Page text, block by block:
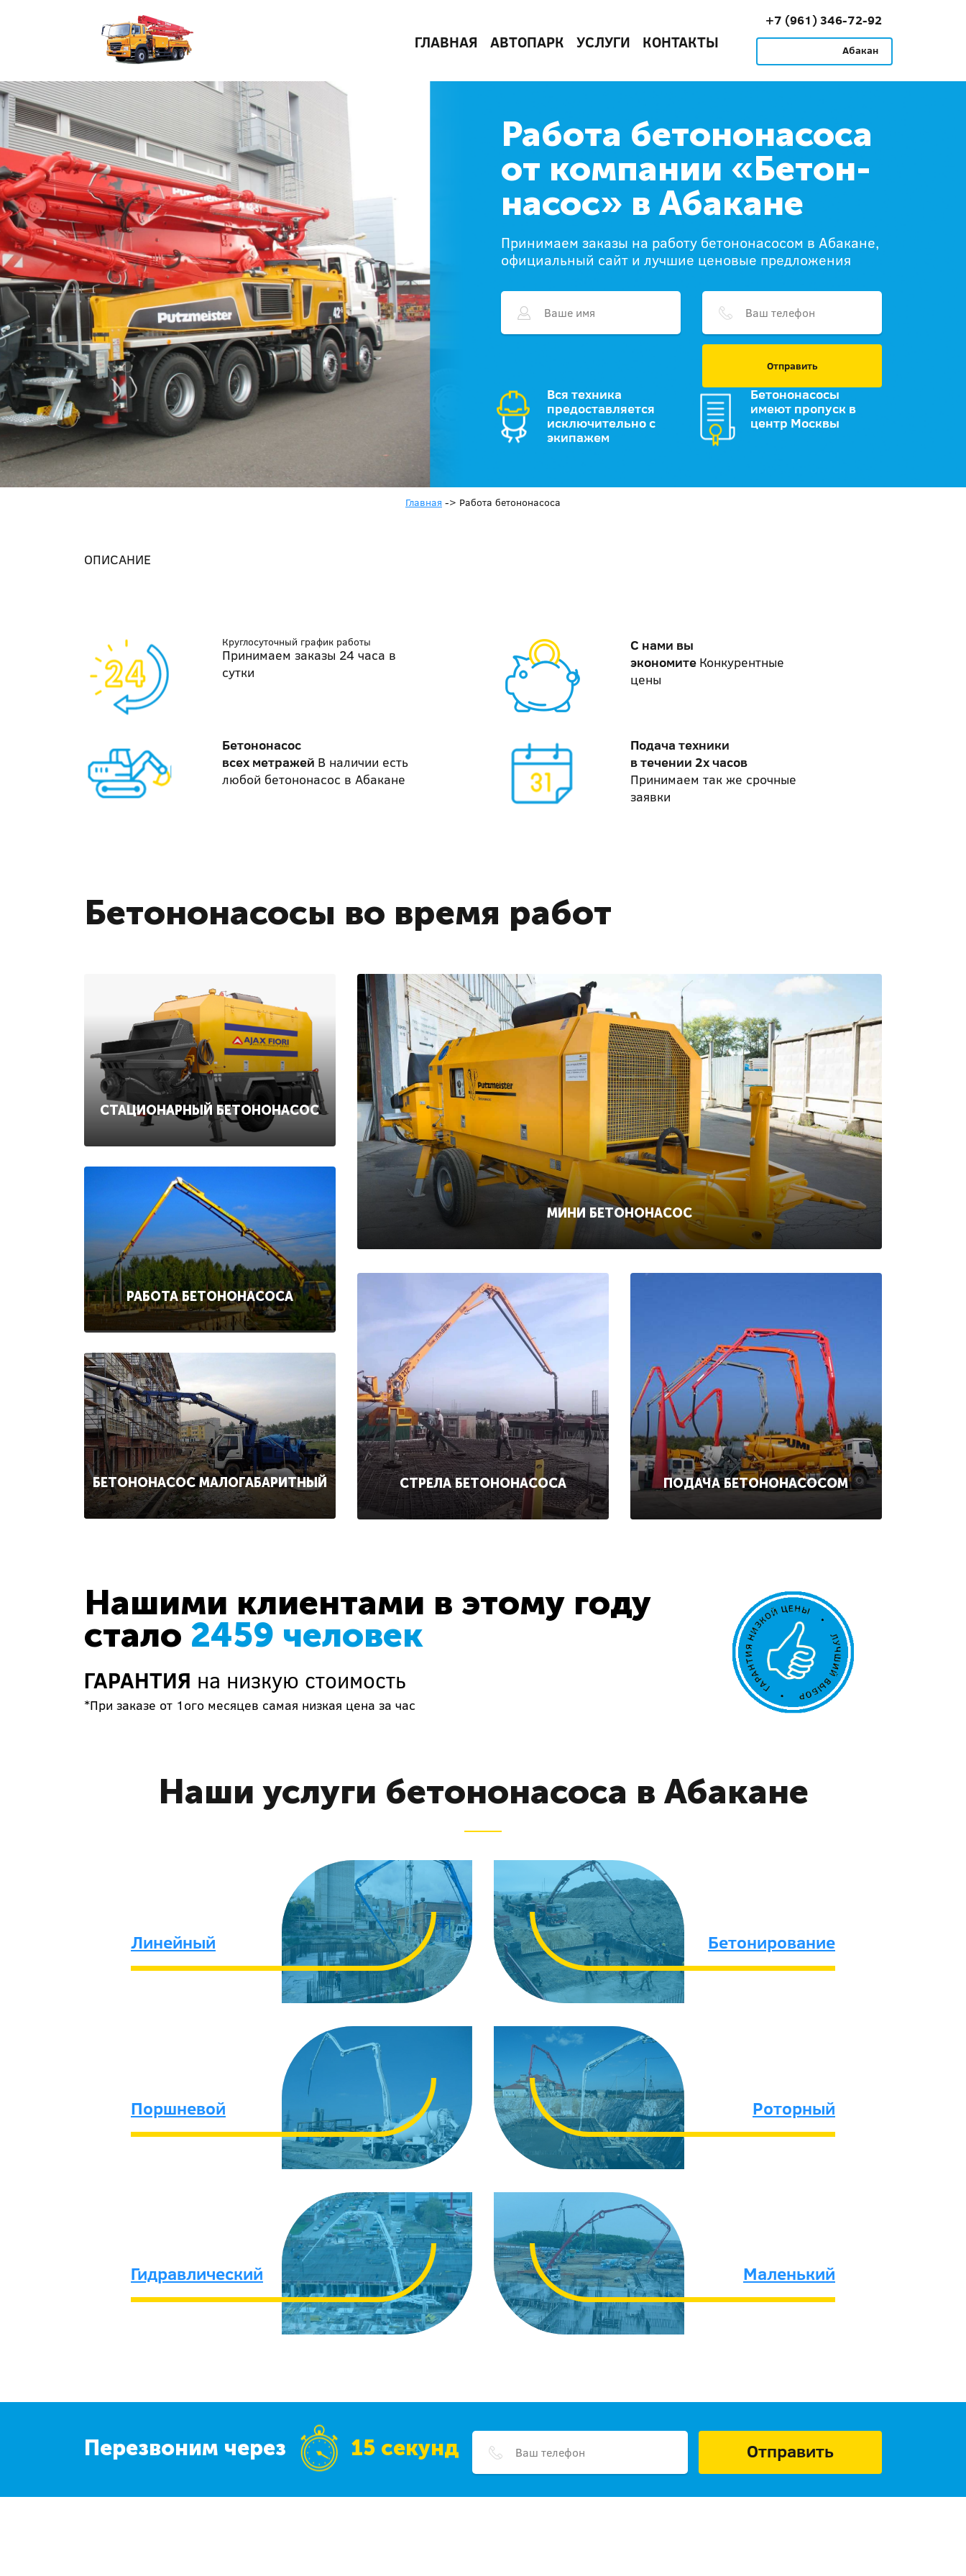
ГЛАВНАЯ АВТОПАРК УСЛУГИ КОНТАКТЫ
+7 (961) 346-72-92
Абакан
Работа бетононасоса
от компании «Бетон-
насос» в Абакане
Принимаем заказы на работу бетононасосом в Абакане,
официальный сайт и лучшие ценовые предложения
Отправить
Вся техника
предоставляется
исключительно с
экипажем
Бетононасосы
имеют пропуск в
центр Москвы
Главная -> Работа бетононасоса
ОПИСАНИЕ
Круглосуточный график работы
Принимаем заказы 24 часа в
сутки
С нами вы
экономите Конкурентные
цены
Бетононасос
всех метражей В наличии есть
любой бетононасос в Абакане
Подача техники
в течении 2х часов
Принимаем так же срочные
заявки
Бетононасосы во время работ
СТАЦИОНАРНЫЙ БЕТОНОНАСОС
РАБОТА БЕТОНОНАСОСА
БЕТОНОНАСОС МАЛОГАБАРИТНЫЙ
МИНИ БЕТОНОНАСОС
СТРЕЛА БЕТОНОНАСОСА ПОДАЧА БЕТОНОНАСОСОМ
Нашими клиентами в этому году
стало 2459 человек
ГАРАНТИЯ на низкую стоимость
*При заказе от 1ого месяцев самая низкая цена за час
Наши услуги бетононасоса в Абакане
Линейный Бетонирование
Поршневой Роторный
Гидравлический Маленький
Перезвоним через 15 секунд Отправить